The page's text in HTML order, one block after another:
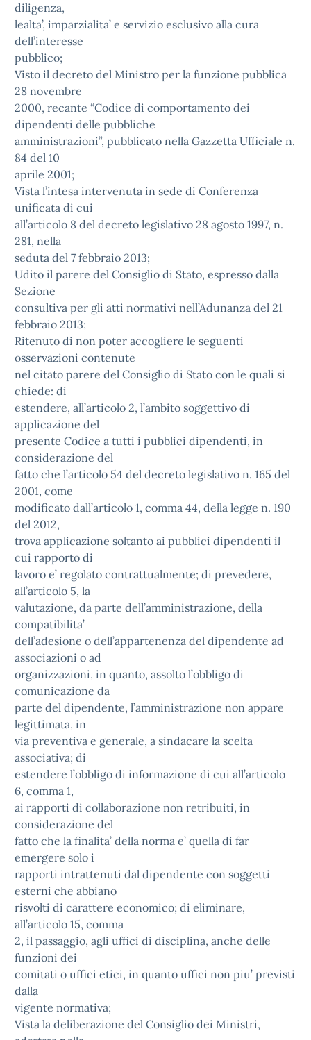
diligenza,
lealta’, imparzialita’ e servizio esclusivo alla cura
dell’interesse
pubblico;
Visto il decreto del Ministro per la funzione pubblica
28 novembre
2000, recante “Codice di comportamento dei
dipendenti delle pubbliche
amministrazioni”, pubblicato nella Gazzetta Ufficiale n.
84 del 10
aprile 2001;
Vista l’intesa intervenuta in sede di Conferenza
unificata di cui
all’articolo 8 del decreto legislativo 28 agosto 1997, n.
281, nella
seduta del 7 febbraio 2013;
Udito il parere del Consiglio di Stato, espresso dalla
Sezione
consultiva per gli atti normativi nell’Adunanza del 21
febbraio 2013;
Ritenuto di non poter accogliere le seguenti
osservazioni contenute
nel citato parere del Consiglio di Stato con le quali si
chiede: di
estendere, all’articolo 2, l’ambito soggettivo di
applicazione del
presente Codice a tutti i pubblici dipendenti, in
considerazione del
fatto che l’articolo 54 del decreto legislativo n. 165 del
2001, come
modificato dall’articolo 1, comma 44, della legge n. 190
del 2012,
trova applicazione soltanto ai pubblici dipendenti il
cui rapporto di
lavoro e’ regolato contrattualmente; di prevedere,
all’articolo 5, la
valutazione, da parte dell’amministrazione, della
compatibilita’
dell’adesione o dell’appartenenza del dipendente ad
associazioni o ad
organizzazioni, in quanto, assolto l’obbligo di
comunicazione da
parte del dipendente, l’amministrazione non appare
legittimata, in
via preventiva e generale, a sindacare la scelta
associativa; di
estendere l’obbligo di informazione di cui all’articolo
6, comma 1,
ai rapporti di collaborazione non retribuiti, in
considerazione del
fatto che la finalita’ della norma e’ quella di far
emergere solo i
rapporti intrattenuti dal dipendente con soggetti
esterni che abbiano
risvolti di carattere economico; di eliminare,
all’articolo 15, comma
2, il passaggio, agli uffici di disciplina, anche delle
funzioni dei
comitati o uffici etici, in quanto uffici non piu’ previsti
dalla
vigente normativa;
Vista la deliberazione del Consiglio dei Ministri,